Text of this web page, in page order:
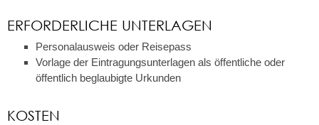
ERFORDERLICHE UNTERLAGEN
Personalausweis oder Reisepass
Vorlage der Eintragungsunterlagen als öffentliche oder
öffentlich beglaubigte Urkunden
KOSTEN